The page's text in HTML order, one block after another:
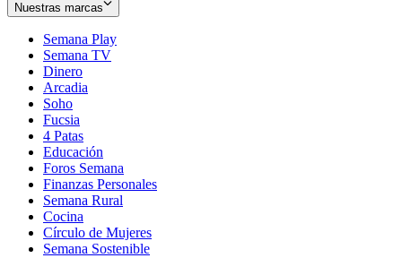
Nuestras marcas
Semana Play
Semana TV
Dinero
Arcadia
Soho
in
new
window
Fucsia
in
new
window
4 Patas
Educación
Foros Semana
Finanzas Personales
Semana Rural
Cocina
Círculo de Mujeres
Semana Sostenible